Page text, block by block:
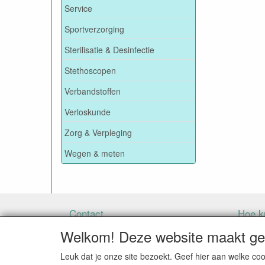
Service
Sportverzorging
Sterilisatie & Desinfectie
Stethoscopen
Verbandstoffen
Verloskunde
Zorg & Verpleging
Wegen & meten
Contact Hoe
BIJ BESTELLINGEN ONDER DE € 125,00
Welkom! Deze website maakt
Leuk dat je onze site bezoekt. Geef hier aan welke